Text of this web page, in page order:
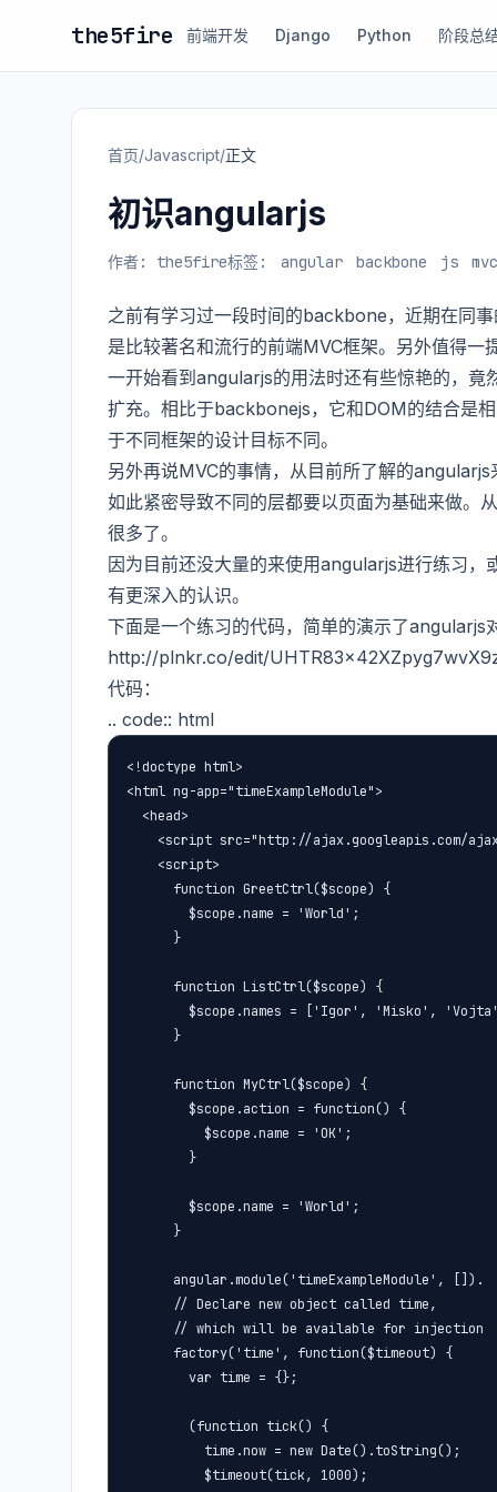
the5fire 前端开发 Django Python 阶段总
首页/Javascript/正文
初识angularjs
作者: the5fire标签: angular backbone js mvc
之前有学习过一段时间的backbone，近期在同
是比较著名和流行的前端MVC框架。另外值得
一开始看到angularjs的用法时还有些惊艳的，
扩充。相比于backbonejs，它和DOM的结合是
于不同框架的设计目标不同。
另外再说MVC的事情，从目前所了解的
如此紧密导致不同的层都要以页面为基础来做
很多了。
因为目前还没大量的来使用angularjs进行练习
有更深入的认识。
下面是一个练习的代码，简单的演示了
http://plnkr.co/edit/
代码：
.. code:: html
<!doctype html>
<html ng-app="timeExampleModule">
  <head>
<script src="http://ajax.googleapis.com/
    <script>
      function GreetCtrl($scope) {
        $scope.name = 'World';
      }
      function ListCtrl($scope) {
$scope.names = ['Igor', 'Misko',
      }
      function MyCtrl($scope) {
        $scope.action = function() {
          $scope.name = 'OK';
        }
        $scope.name = 'World';
      }
      angular.module('timeExampleModule', []).
      // Declare new object called time,
      // which will be available for injection
      factory('time', function($timeout) {
        var time = {};
        (function tick() {
          time.now = new Date().toString();
          $timeout(tick, 1000);